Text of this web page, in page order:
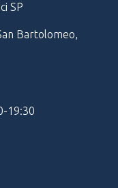
SP
Bartolomeo,
19:30